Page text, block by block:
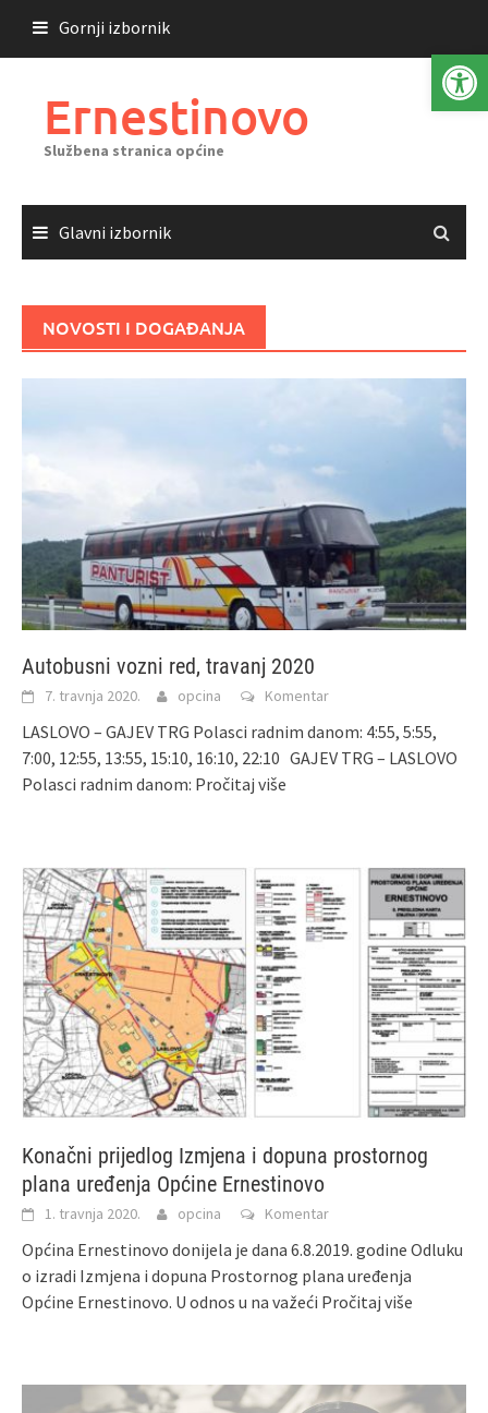
sadržaja
Gornji izbornik
Ernestinovo
Službena stranica općine
Glavni izbornik
NOVOSTI I DOGAĐANJA
Autobusni vozni red, travanj 2020
7. travnja 2020. opcina Komentar
LASLOVO – GAJEV TRG Polasci radnim danom: 4:55, 5:55,
7:00, 12:55, 13:55, 15:10, 16:10, 22:10 GAJEV TRG – LASLOVO
Polasci radnim danom: Pročitaj više
Konačni prijedlog Izmjena i dopuna prostornog
plana uređenja Općine Ernestinovo
1. travnja 2020. opcina Komentar
Općina Ernestinovo donijela je dana 6.8.2019. godine Odluku
o izradi Izmjena i dopuna Prostornog plana uređenja
Općine Ernestinovo. U odnos u na važeći Pročitaj više